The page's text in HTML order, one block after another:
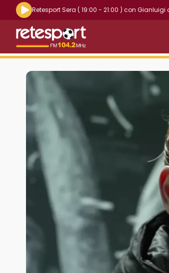
Riproduci la radio live
Retesport Sera ( 19:00 - 21:00 ) con Gianluigi
Retesport 104.2 FM